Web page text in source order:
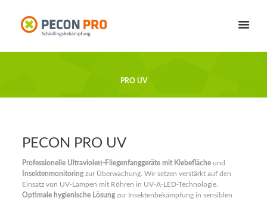
PRO UV
PECON PRO UV
Professionelle Ultraviolett-Fliegenfanggeräte mit Klebefläche und
Insektenmonitoring zur Überwachung. Wir setzen verstärkt auf den
Einsatz von UV-Lampen mit Röhren in UV-A-LED-Technologie.
Optimale hygienische Lösung zur Insektenbekämpfung in sensiblen